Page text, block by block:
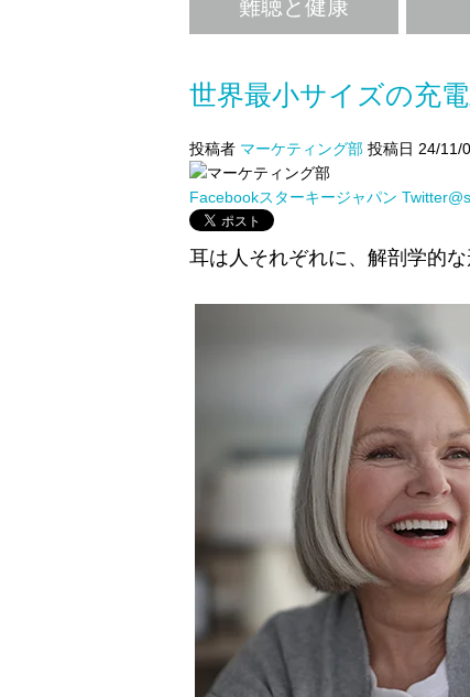
難聴と健康
世界最小サイズの充
投稿者 マーケティング部 投稿日 24/11/
Facebookスターキージャパン
耳は人それぞれに、解剖学的